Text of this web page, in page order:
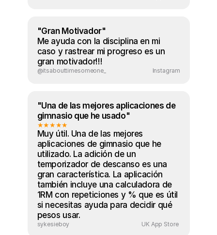
"Gran Motivador"
Me ayuda con la disciplina en mi
caso y rastrear mi progreso es un
gran motivador!!!
@itsabouttimesomeone_ Instagram
"Una de las mejores aplicaciones de
gimnasio que he usado"
★★★★★
Muy útil. Una de las mejores
aplicaciones de gimnasio que he
utilizado. La adición de un
temporizador de descanso es una
gran característica. La aplicación
también incluye una calculadora de
1RM con repeticiones y % que es útil
si necesitas ayuda para decidir qué
pesos usar.
sykesieboy UK App Store